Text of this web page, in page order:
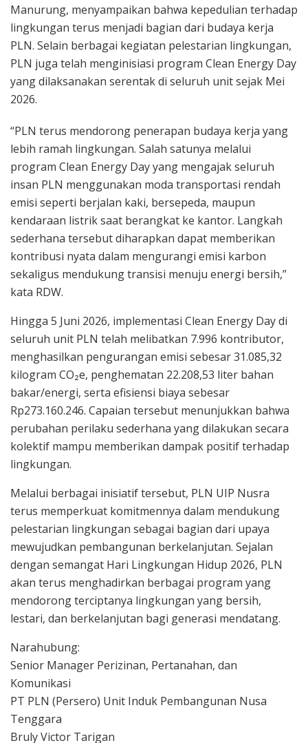
Manurung, menyampaikan bahwa kepedulian terhadap
lingkungan terus menjadi bagian dari budaya kerja
PLN. Selain berbagai kegiatan pelestarian lingkungan,
PLN juga telah menginisiasi program Clean Energy Day
yang dilaksanakan serentak di seluruh unit sejak Mei
2026.
“PLN terus mendorong penerapan budaya kerja yang
lebih ramah lingkungan. Salah satunya melalui
program Clean Energy Day yang mengajak seluruh
insan PLN menggunakan moda transportasi rendah
emisi seperti berjalan kaki, bersepeda, maupun
kendaraan listrik saat berangkat ke kantor. Langkah
sederhana tersebut diharapkan dapat memberikan
kontribusi nyata dalam mengurangi emisi karbon
sekaligus mendukung transisi menuju energi bersih,”
kata RDW.
Hingga 5 Juni 2026, implementasi Clean Energy Day di
seluruh unit PLN telah melibatkan 7.996 kontributor,
menghasilkan pengurangan emisi sebesar 31.085,32
kilogram CO₂e, penghematan 22.208,53 liter bahan
bakar/energi, serta efisiensi biaya sebesar
Rp273.160.246. Capaian tersebut menunjukkan bahwa
perubahan perilaku sederhana yang dilakukan secara
kolektif mampu memberikan dampak positif terhadap
lingkungan.
Melalui berbagai inisiatif tersebut, PLN UIP Nusra
terus memperkuat komitmennya dalam mendukung
pelestarian lingkungan sebagai bagian dari upaya
mewujudkan pembangunan berkelanjutan. Sejalan
dengan semangat Hari Lingkungan Hidup 2026, PLN
akan terus menghadirkan berbagai program yang
mendorong terciptanya lingkungan yang bersih,
lestari, dan berkelanjutan bagi generasi mendatang.
Narahubung:
Senior Manager Perizinan, Pertanahan, dan
Komunikasi
PT PLN (Persero) Unit Induk Pembangunan Nusa
Tenggara
Bruly Victor Tarigan